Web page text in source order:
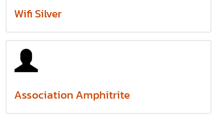
Wifi Silver
Association Amphitrite